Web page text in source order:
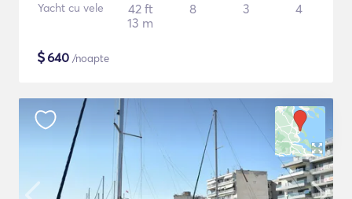
Yacht cu vele
42 ft
13 m
8 3 4
$640 /noapte